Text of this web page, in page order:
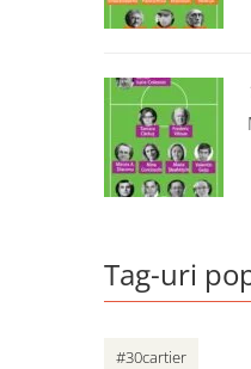
Tag-uri
#30cartier